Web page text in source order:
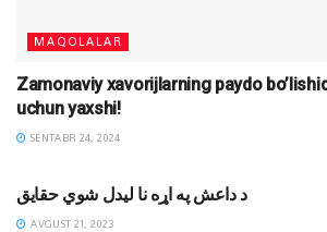
MAQOLALAR
Zamonaviy xavorijlarning paydo
uchun yaxshi!
SENTABR 24, 2024
د داعش په اړه نا لیدل شوي حقايق
AVGUST 21, 2023